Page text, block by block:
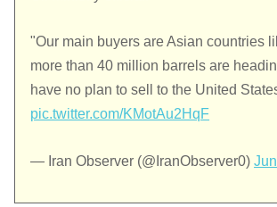
"Our main buyers are Asian countries
more than 40 million barrels are
have no plan to sell to the United
pic.twitter.com/KMotAu2HqF
— Iran Observer (@IranObserver0)